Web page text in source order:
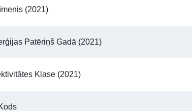
(2021)
Patēriņš Gadā (2021)
Klase (2021)